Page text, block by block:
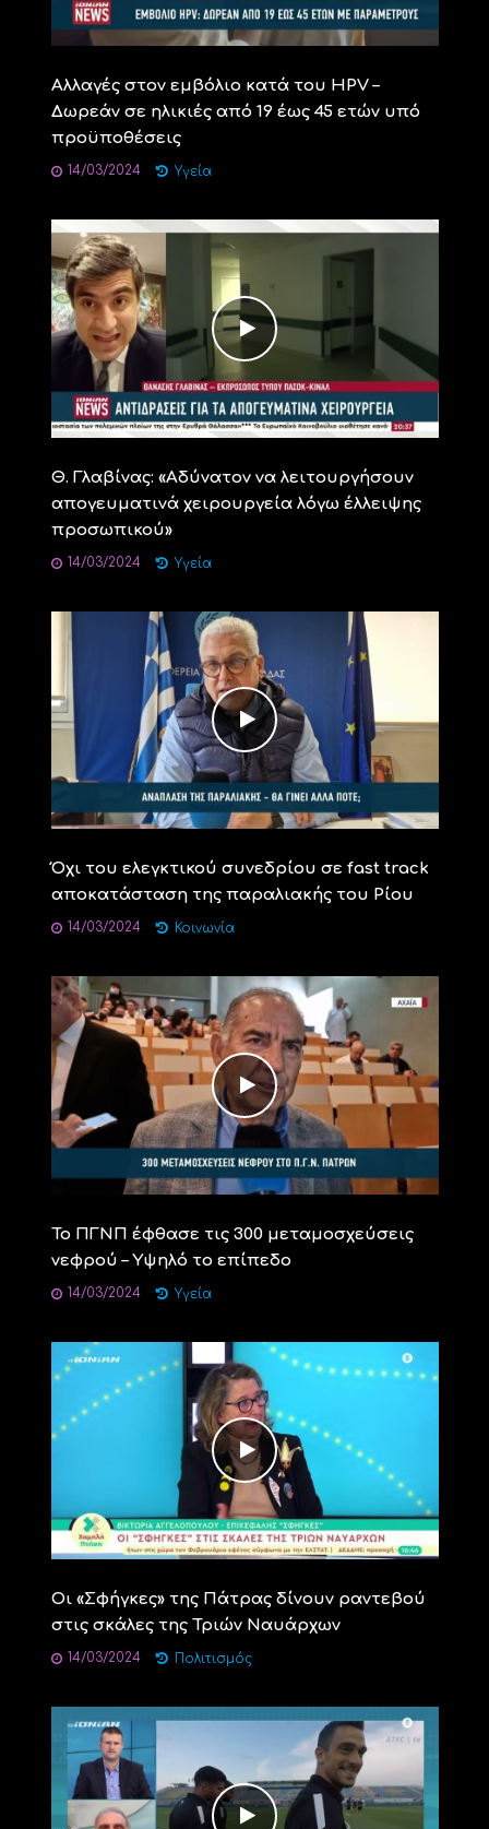
Αλλαγές στον εμβόλιο κατά του HPV –
Δωρεάν σε ηλικιές από 19 έως 45 ετών υπό
προϋποθέσεις
14/03/2024 Υγεία
Θ. Γλαβίνας: «Αδύνατον να λειτουργήσουν
απογευματινά χειρουργεία λόγω έλλειψης
προσωπικού»
14/03/2024 Υγεία
Όχι του ελεγκτικού συνεδρίου σε fast track
αποκατάσταση της παραλιακής του Ρίου
14/03/2024 Κοινωνία
Το ΠΓΝΠ έφθασε τις 300 μεταμοσχεύσεις
νεφρού – Υψηλό το επίπεδο
14/03/2024 Υγεία
Οι «Σφήγκες» της Πάτρας δίνουν ραντεβού
στις σκάλες της Τριών Ναυάρχων
14/03/2024 Πολιτισμός